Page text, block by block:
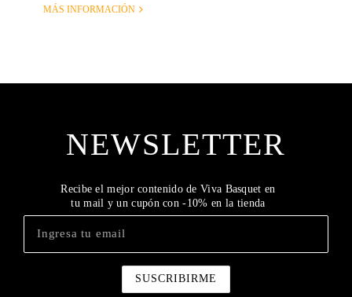
MÁS INFORMACIÓN
NEWSLETTER
Recibe el mejor contenido de Viva Basquet en
tu mail y un cupón con -10% en la tienda